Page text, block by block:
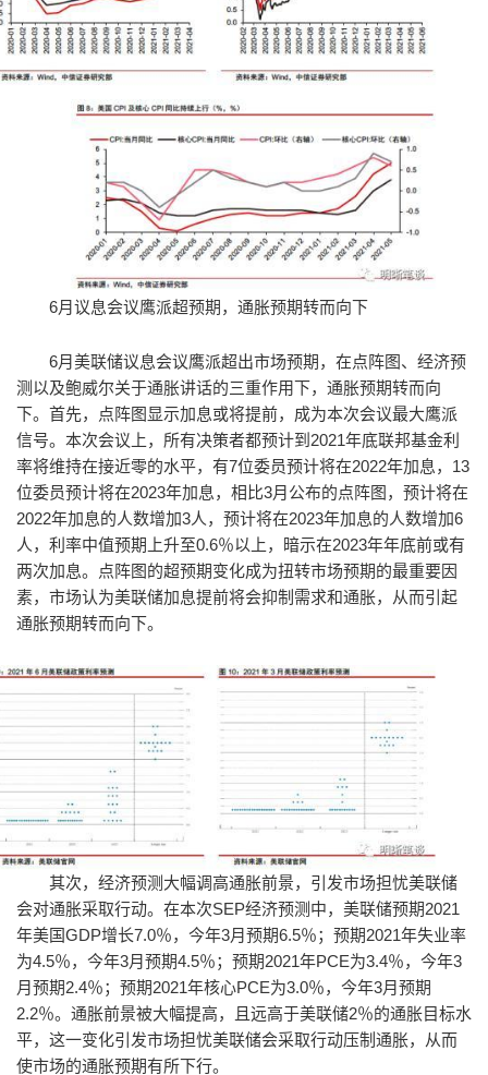
6月议息会议鹰派超预期，通胀预期转而向下
6月美联储议息会议鹰派超出市场预期，在点阵图、经济预
测以及鲍威尔关于通胀讲话的三重作用下，通胀预期转而向
下。首先，点阵图显示加息或将提前，成为本次会议最大鹰派
信号。本次会议上，所有决策者都预计到2021年底联邦基金利
率将维持在接近零的水平，有7位委员预计将在2022年加息，13
位委员预计将在2023年加息，相比3月公布的点阵图，预计将在
2022年加息的人数增加3人，预计将在2023年加息的人数增加6
人，利率中值预期上升至0.6％以上，暗示在2023年年底前或有
两次加息。点阵图的超预期变化成为扭转市场预期的最重要因
素，市场认为美联储加息提前将会抑制需求和通胀，从而引起
通胀预期转而向下。
其次，经济预测大幅调高通胀前景，引发市场担忧美联储
会对通胀采取行动。在本次SEP经济预测中，美联储预期2021
年美国GDP增长7.0％，今年3月预期6.5％；预期2021年失业率
为4.5％，今年3月预期4.5％；预期2021年PCE为3.4％，今年3
月预期2.4％；预期2021年核心PCE为3.0％，今年3月预期
2.2％。通胀前景被大幅提高，且远高于美联储2％的通胀目标水
平，这一变化引发市场担忧美联储会采取行动压制通胀，从而
使市场的通胀预期有所下行。